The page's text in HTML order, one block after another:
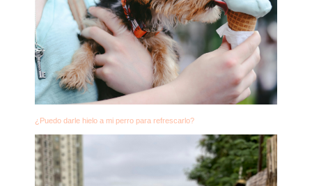
¿Puedo darle hielo a mi perro para refrescarlo?